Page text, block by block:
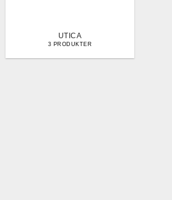
UTICA
3 PRODUKTER